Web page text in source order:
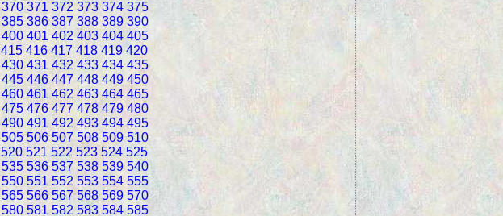
370 371 372 373 374 375
385 386 387 388 389 390
400 401 402 403 404 405
415 416 417 418 419 420
430 431 432 433 434 435
445 446 447 448 449 450
460 461 462 463 464 465
475 476 477 478 479 480
490 491 492 493 494 495
505 506 507 508 509 510
520 521 522 523 524 525
535 536 537 538 539 540
550 551 552 553 554 555
565 566 567 568 569 570
580 581 582 583 584 585